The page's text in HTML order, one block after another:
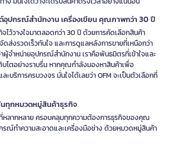
ด์อุปกรณ์สำนักงาน เครื่องเขียน คุณภาพกว่า 30 ปี
ไว้วางใจมาตลอดกว่า 30 ปี ด้วยการคัดเลือกสินค้า
งรวดเร็วทันใจ และการดูแลหลังการขายที่เหนือกว่า
ผู้จำหน่ายอุปกรณ์สำนักงาน เราคือพันธมิตรที่เข้าใจและ
โตอย่างราบรื่น หากคุณกำลังมองหาสินค้าเพื่อ
บริการครบวงจร มั่นใจได้เลยว่า OFM จะเป็นตัวเลือกที่
ทุกหมวดหมู่สินค้าธุรกิจ
หลากหลาย ครอบคลุมทุกความต้องการธุรกิจของคุณ
ณ์ทำความสะอาดและเครื่องมือช่าง ด้วยหมวดหมู่สินค้า